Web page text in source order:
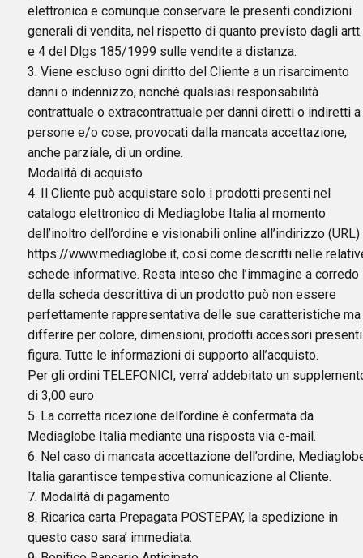
elettronica e comunque conservare le presenti condizioni
generali di vendita, nel rispetto di quanto previsto dagli
e 4 del Dlgs 185/1999 sulle vendite a distanza.
3. Viene escluso ogni diritto del Cliente a un risarcimento
danni o indennizzo, nonché qualsiasi responsabilità
contrattuale o extracontrattuale per danni diretti o indiretti a
persone e/o cose, provocati dalla mancata accettazione,
anche parziale, di un ordine.
Modalità di acquisto
4. Il Cliente può acquistare solo i prodotti presenti nel
catalogo elettronico di Mediaglobe Italia al momento
dell’inoltro dell’ordine e visionabili online all’indirizzo (URL)
https://www.mediaglobe.it, così come descritti nelle
schede informative. Resta inteso che l’immagine a corredo
della scheda descrittiva di un prodotto può non essere
perfettamente rappresentativa delle sue caratteristiche ma
differire per colore, dimensioni, prodotti accessori
figura. Tutte le informazioni di supporto all’acquisto.
Per gli ordini TELEFONICI, verra’ addebitato un
di 3,00 euro
5. La corretta ricezione dell’ordine è confermata da
Mediaglobe Italia mediante una risposta via e-mail.
6. Nel caso di mancata accettazione dell’ordine,
Italia garantisce tempestiva comunicazione al Cliente.
7. Modalità di pagamento
8. Ricarica carta Prepagata POSTEPAY, la spedizione in
questo caso sara’ immediata.